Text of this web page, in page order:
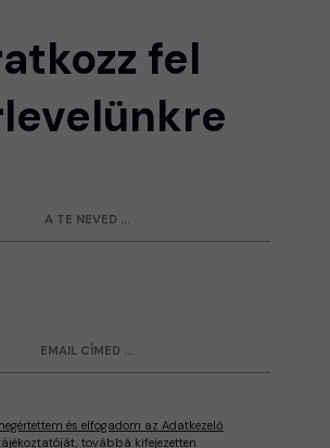
fel
és elfogadom az Adatkezelő
továbbá kifejezetten